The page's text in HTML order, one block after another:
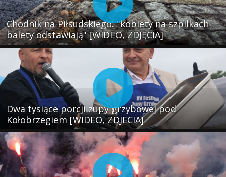
Chodnik na Piłsudskiego: "kobiety na szpilkach
balety odstawiają" [WIDEO, ZDJĘCIA]
Dwa tysiące porcji zupy grzybowej pod
Kołobrzegiem [WIDEO, ZDJECIA]